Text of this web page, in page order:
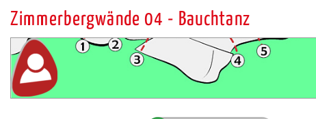
Zimmerbergwände 04 - Bauchtanz